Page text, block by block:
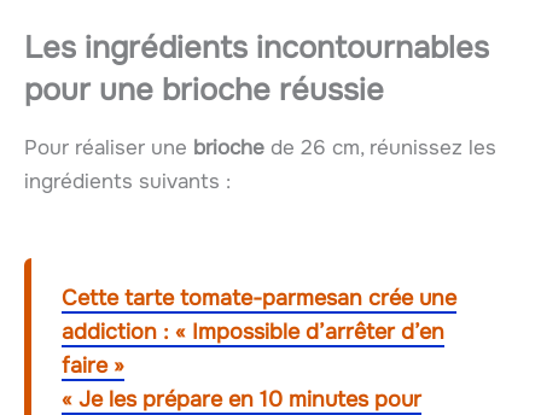
Les ingrédients incontournables
pour une brioche réussie
Pour réaliser une brioche de 26 cm, réunissez les
ingrédients suivants :
Cette tarte tomate-parmesan crée une
addiction : « Impossible d’arrêter d’en
faire »
« Je les prépare en 10 minutes pour